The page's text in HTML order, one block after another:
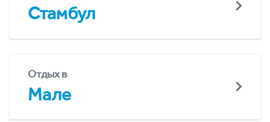
Стамбул
Отдых в
Мале